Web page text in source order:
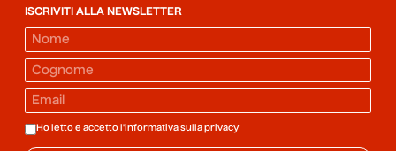
ISCRIVITI ALLA NEWSLETTER
Ho letto e accetto l'informativa sulla privacy